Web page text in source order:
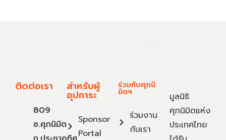
ติดต่อเรา
809
ซ.ศุภนิมิต
สำหรับผู้
อุปการะ
Sponsor
Portal
ร่วมกับศุภนิ
มิตฯ
ร่วมงาน
กับเรา
มูลนิธิ
ศุภนิมิตแห่ง
ประเทศไทย